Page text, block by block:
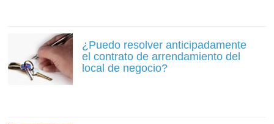
¿Puedo resolver anticipadamente
el contrato de arrendamiento del
local de negocio?